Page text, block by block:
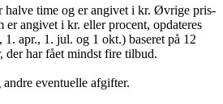
halve time og er angivet i kr. Øvrige pris-
er angivet i kr. eller procent, opdateres
apr., 1. jul. og 1 okt.) baseret på 12
der har fået mindst fire tilbud.
eventuelle afgifter.